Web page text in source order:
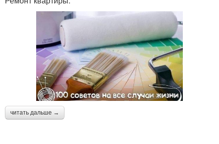
читать дальше →